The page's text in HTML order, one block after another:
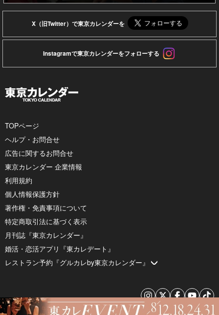
X（旧Twitter）で東京カレンダーを
Instagramで東京カレンダーをフォローする
TOPページ
ヘルプ・お問合せ
広告に関するお問合せ
東京カレンダー 企業情報
利用規約
個人情報保護方針
著作権・免責事項について
特定商取引法に基づく表示
月刊誌『東京カレンダー』
婚活・恋活アプリ『東カレデート』
レストラン予約『グルカレby東京カレンダー』
© 2026 by Tokyo Calendar, Inc.